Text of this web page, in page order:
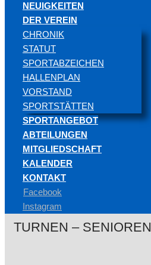
NEUIGKEITEN
DER VEREIN
CHRONIK
STATUT
SPORTABZEICHEN
HALLENPLAN
VORSTAND
SPORTSTÄTTEN
SPORTANGEBOT
ABTEILUNGEN
MITGLIEDSCHAFT
KALENDER
KONTAKT
Facebook
Instagram
TURNEN – SENIOREN